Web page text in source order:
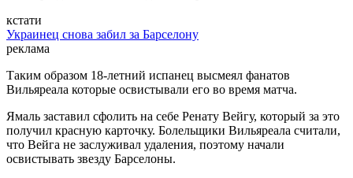
кстати
Украинец снова забил за Барселону
реклама
Таким образом 18-летний испанец высмеял фанатов
Вильяреала которые освистывали его во время матча.
Ямаль заставил сфолить на себе Ренату Вейгу, который за это
получил красную карточку. Болельщики Вильяреала считали,
что Вейга не заслуживал удаления, поэтому начали
освистывать звезду Барселоны.